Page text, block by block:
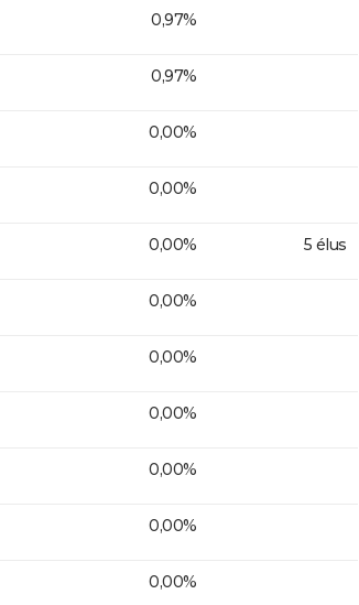
0,97%
0,97%
0,00%
0,00%
0,00% 5 élus
0,00%
0,00%
0,00%
0,00%
0,00%
0,00%